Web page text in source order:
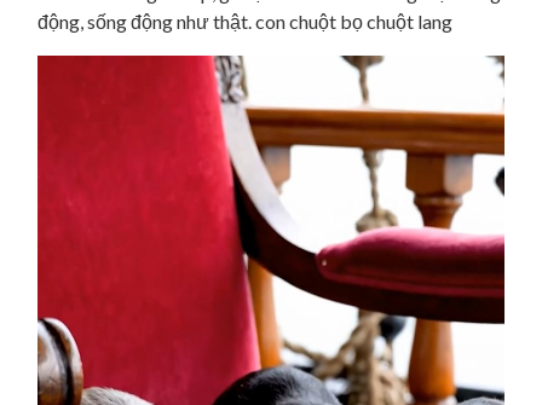
động, sống động như thật. con chuột bọ chuột lang